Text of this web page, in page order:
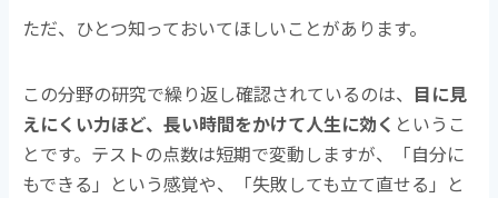
ただ、ひとつ知っておいてほしいことがあります。
この分野の研究で繰り返し確認されているのは、 目に見
えにくい力ほど、長い時間をかけて人生に効く というこ
とです。テストの点数は短期で変動しますが、「自分に
もできる」という感覚や、「失敗しても立て直せる」と